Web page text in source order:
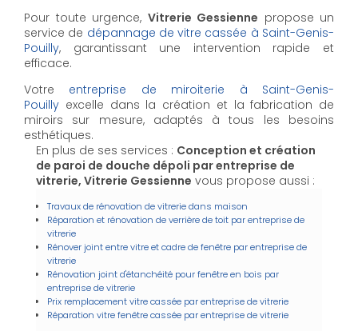
Pour toute urgence, Vitrerie Gessienne propose un
service de dépannage de vitre cassée à Saint-Genis-
Pouilly, garantissant une intervention rapide et
efficace.
Votre entreprise de miroiterie à Saint-Genis-
Pouilly excelle dans la création et la fabrication de
miroirs sur mesure, adaptés à tous les besoins
esthétiques.
En plus de ses services : Conception et création
de paroi de douche dépoli par entreprise de
vitrerie, Vitrerie Gessienne vous propose aussi :
Travaux de rénovation de vitrerie dans maison
Réparation et rénovation de verrière de toit par entreprise de
vitrerie
Rénover joint entre vitre et cadre de fenêtre par entreprise de
vitrerie
Rénovation joint d'étanchéité pour fenêtre en bois par
entreprise de vitrerie
Prix remplacement vitre cassée par entreprise de vitrerie
Réparation vitre fenêtre cassée par entreprise de vitrerie